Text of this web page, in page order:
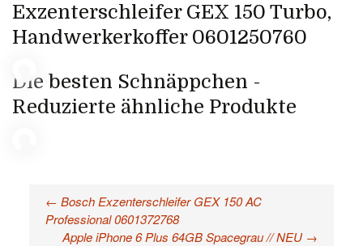
Exzenterschleifer GEX 150 Turbo,
Handwerkerkoffer 0601250760
Die besten Schnäppchen -
Reduzierte ähnliche Produkte
Beitragsnavigation
← Bosch Exzenterschleifer GEX 150 AC
Professional 0601372768
Apple iPhone 6 Plus 64GB Spacegrau // NEU →